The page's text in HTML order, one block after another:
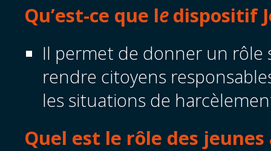
Qu’est-ce que ledispositif
Il permet de donner un rôle
rendre citoyens
les situations de
Quel est le rôle des jeunes